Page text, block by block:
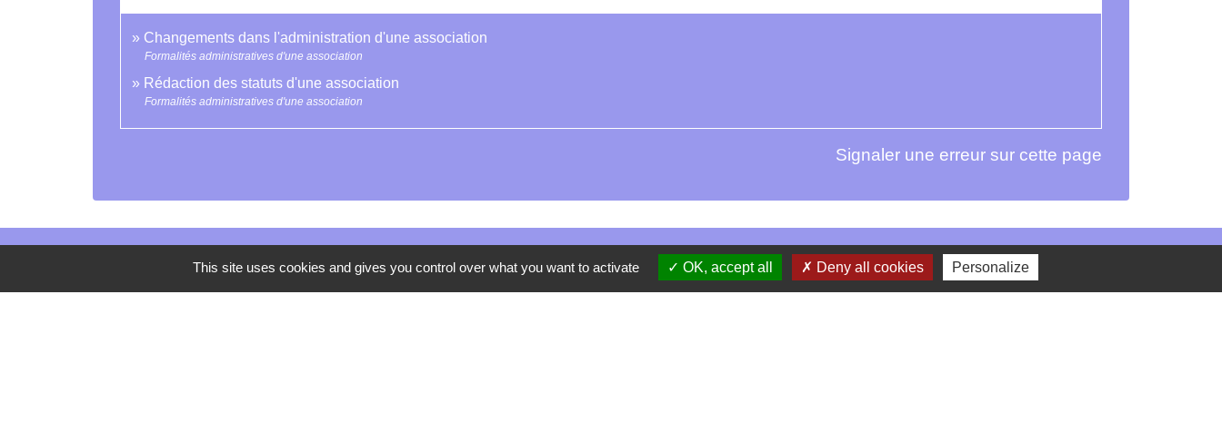
Changements dans l'administration d'une association
Formalités administratives d'une association
Rédaction des statuts d'une association
Formalités administratives d'une association
Signaler une erreur sur cette page
Contacts
La Garde-Adhémar
This site uses cookies and gives you control over what you want to activate OK, accept all Deny all cookies Personalize